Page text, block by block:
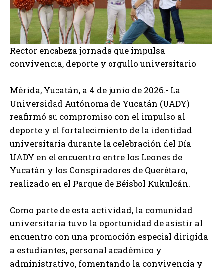
Rector encabeza jornada que impulsa
convivencia, deporte y orgullo universitario
Mérida, Yucatán, a 4 de junio de 2026.- La
Universidad Autónoma de Yucatán (UADY)
reafirmó su compromiso con el impulso al
deporte y el fortalecimiento de la identidad
universitaria durante la celebración del Día
UADY en el encuentro entre los Leones de
Yucatán y los Conspiradores de Querétaro,
realizado en el Parque de Béisbol Kukulcán.
Como parte de esta actividad, la comunidad
universitaria tuvo la oportunidad de asistir al
encuentro con una promoción especial dirigida
a estudiantes, personal académico y
administrativo, fomentando la convivencia y